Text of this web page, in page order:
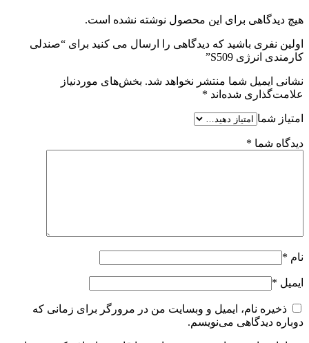
هیچ دیدگاهی برای این محصول نوشته نشده است.
اولین نفری باشید که دیدگاهی را ارسال می کنید برای “صندلی
کارمندی انرژی S509”
نشانی ایمیل شما منتشر نخواهد شد. بخش‌های موردنیاز
علامت‌گذاری شده‌اند *
امتیاز شما
دیدگاه شما *
نام *
ایمیل *
ذخیره نام، ایمیل و وبسایت من در مرورگر برای زمانی که
دوباره دیدگاهی می‌نویسم.